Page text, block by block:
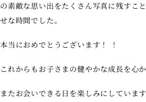
の素敵な思い出をたくさん写真に残すこ
せな時間でした。
本当におめでとうございます！ ！
これからもお子さまの健やかな成長を心
またお会いできる日を楽しみにしていま